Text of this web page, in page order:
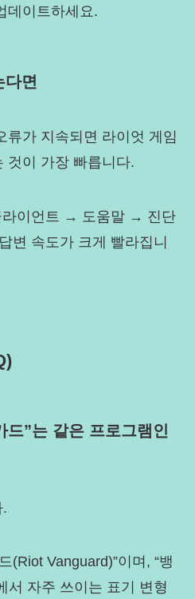
데이트하세요.
다면
류가 지속되면 라이엇 게임
것이 가장 빠릅니다.
라이언트 → 도움말 → 진단
변 속도가 크게 빨라집니
드”는 같은 프로그램인
(Riot Vanguard)”이며, “뱅
서 자주 쓰이는 표기 변형